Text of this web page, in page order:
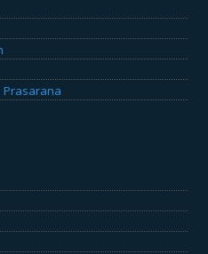
Prasarana